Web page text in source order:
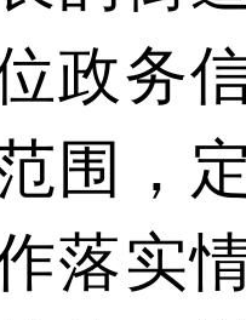
政务
围，
落实